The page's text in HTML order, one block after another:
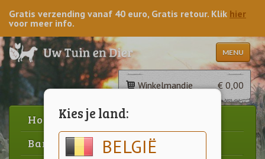
Kies je land:
BELGIË
Gratis verzending vanaf 40 euro, Gratis retour. Klik hier
voor meer info.
MENU
Winkelmandje € 0,00
Home
Barbecue